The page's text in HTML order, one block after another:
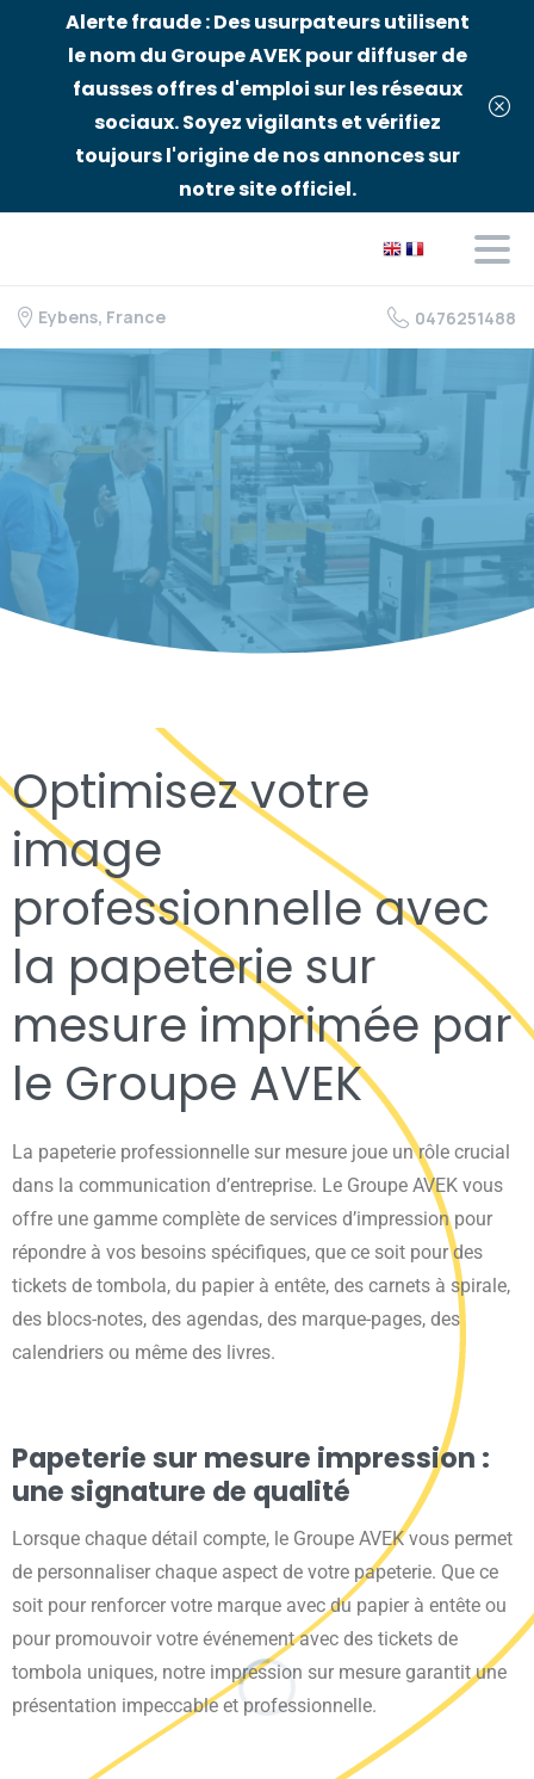
Alerte fraude : Des usurpateurs utilisent
le nom du Groupe AVEK pour diffuser de
fausses offres d'emploi sur les réseaux
sociaux. Soyez vigilants et vérifiez
toujours l'origine de nos annonces sur
notre site officiel.
Eybens, France 0476251488
Optimisez votre
image
professionnelle avec
la papeterie sur
mesure imprimée par
le Groupe AVEK
La papeterie professionnelle sur mesure joue un rôle crucial
dans la communication d’entreprise. Le Groupe AVEK vous
offre une gamme complète de services d’impression pour
répondre à vos besoins spécifiques, que ce soit pour des
tickets de tombola, du papier à entête, des carnets à spirale,
des blocs-notes, des agendas, des marque-pages, des
calendriers ou même des livres.
Papeterie sur mesure impression :
une signature de qualité
Lorsque chaque détail compte, le Groupe AVEK vous permet
de personnaliser chaque aspect de votre papeterie. Que ce
soit pour renforcer votre marque avec du papier à entête ou
pour promouvoir votre événement avec des tickets de
tombola uniques, notre impression sur mesure garantit une
présentation impeccable et professionnelle.